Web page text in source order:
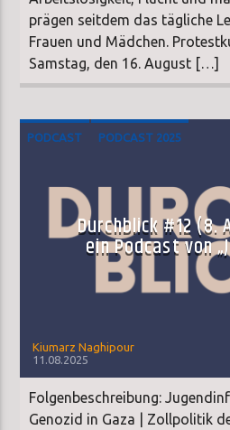
prägen seitdem das tägliche
Frauen und Mädchen.
Samstag, den 16. August […]
PODCAST PODCAST 2025
Durchblick #12 (8.
ein Podcast von
Kiumarz Naghipour
11.08.2025
Folgenbeschreibung:
Genozid in Gaza | Zollpolitik